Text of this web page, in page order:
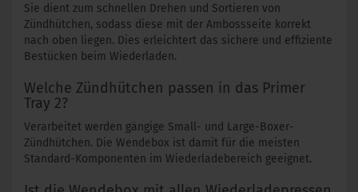
Sie dient zum schnellen Drehen und Sortieren von
Zündhütchen, sodass diese mit der Ambossseite korrekt
nach oben liegen. Dies erleichtert das sichere und effiziente
Bestücken beim Wiederladen.
Welche Zündhütchen passen in das Primer
Tray 2?
Verarbeitet werden gängige Small- und Large-Boxer-
Zündhütchen. Die Wendebox ist damit für die meisten
Standard-Komponenten im Wiederladebereich geeignet.